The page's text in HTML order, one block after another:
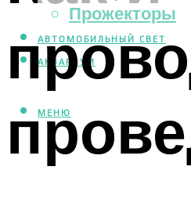
Прожекторы
АВТОМОБИЛЬНЫЙ СВЕТ
АКВАРИУМ
МЕНЮ